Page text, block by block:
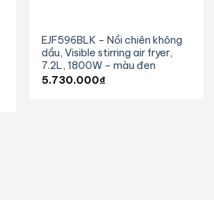
EJF596BLK – Nồi chiên không
dầu, Visible stirring air fryer,
7.2L, 1800W – màu đen
5.730.000₫